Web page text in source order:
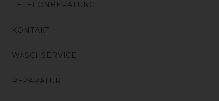
TELEFONBERATUNG
KONTAKT
WASCHSERVICE
REPARATUR